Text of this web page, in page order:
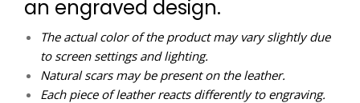
an engraved design.
The actual color of the product may vary slightly due
to screen settings and lighting.
Natural scars may be present on the leather.
Each piece of leather reacts differently to engraving.